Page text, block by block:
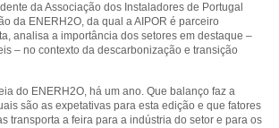
da Associação dos Instaladores de Portugal
da ENERH2O, da qual a AIPOR é parceiro
analisa a importância dos setores em destaque –
– no contexto da descarbonização e transição
do ENERH2O, há um ano. Que balanço faz a
são as expetativas para esta edição e que fatores
transporta a feira para a indústria do setor e para os